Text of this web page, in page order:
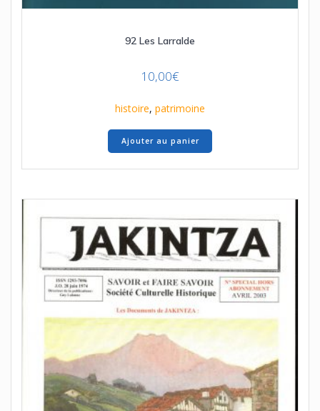
92 Les Larralde
10,00€
histoire, patrimoine
Ajouter au panier